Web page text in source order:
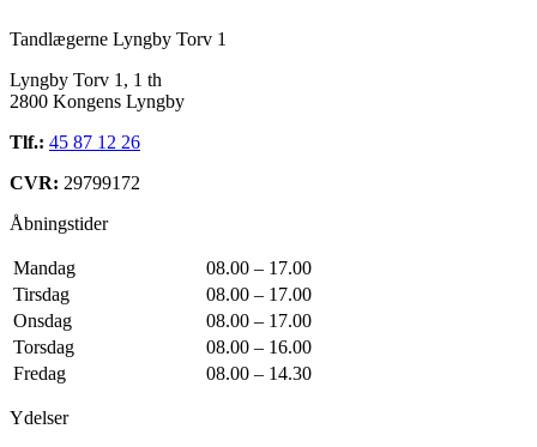
Tandlægerne Lyngby Torv 1
Lyngby Torv 1, 1 th
2800 Kongens Lyngby
Tlf.: 45 87 12 26
CVR: 29799172
Åbningstider
Mandag
08.00 – 17.00
Tirsdag
08.00 – 17.00
Onsdag
08.00 – 17.00
Torsdag
08.00 – 16.00
Fredag
08.00 – 14.30
Ydelser